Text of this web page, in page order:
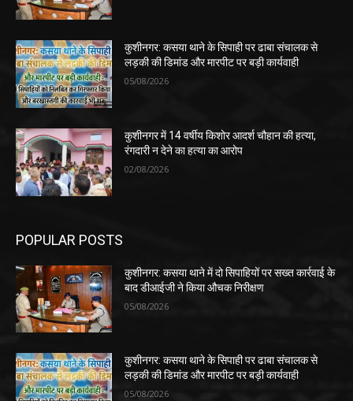
कुशीनगर: कसया थाने के सिपाही पर ढाबा संचालक से
लड़की की डिमांड और मारपीट पर बड़ी कार्यवाही
05/08/2026
कुशीनगर में 14 वर्षीय किशोर आदर्श चौहान की हत्या,
रंगदारी न देने का हत्या का आरोप
02/08/2026
POPULAR POSTS
कुशीनगर: कसया थाने में दो सिपाहियों पर सख्त कार्रवाई के
बाद डीआईजी ने किया औचक निरीक्षण
05/08/2026
कुशीनगर: कसया थाने के सिपाही पर ढाबा संचालक से
लड़की की डिमांड और मारपीट पर बड़ी कार्यवाही
05/08/2026